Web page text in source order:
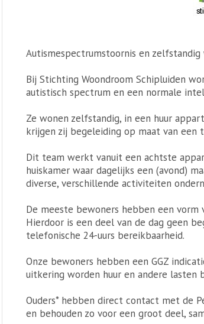
Autismespectrumstoornis en zelfstandig
Bij Stichting Woondroom Schipluiden
autistisch spectrum en een normale
Ze wonen zelfstandig, in een huur
krijgen zij begeleiding op maat van een
Dit team werkt vanuit een achtste
huiskamer waar dagelijks een (avond)
diverse, verschillende activiteiten
De meeste bewoners hebben een
Hierdoor is een deel van de dag geen
telefonische 24-uurs bereikbaarheid.
Onze bewoners hebben een GGZ
uitkering worden huur en andere lasten
Ouders* hebben direct contact met de
en behouden zo voor een groot deel,